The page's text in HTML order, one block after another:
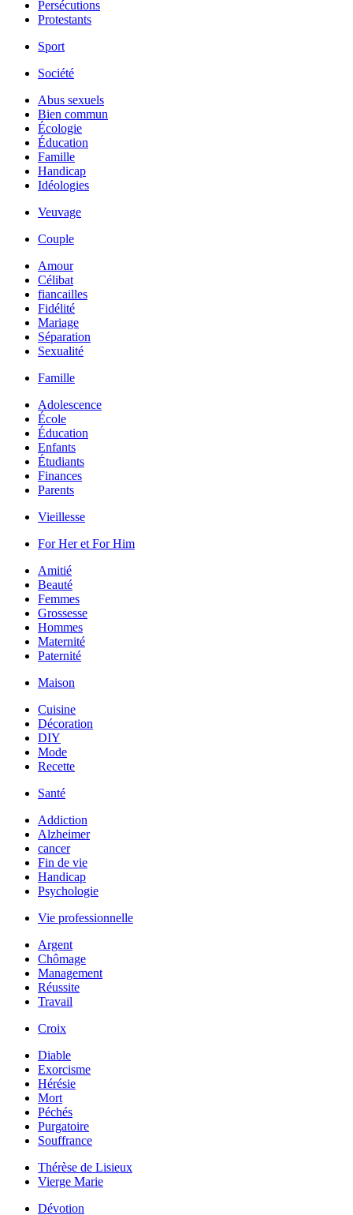
Persécutions
Protestants
Sport
Société
Abus sexuels
Bien commun
Écologie
Éducation
Famille
Handicap
Idéologies
Veuvage
Couple
Amour
Célibat
fiancailles
Fidélité
Mariage
Séparation
Sexualité
Famille
Adolescence
École
Éducation
Enfants
Étudiants
Finances
Parents
Vieillesse
For Her et For Him
Amitié
Beauté
Femmes
Grossesse
Hommes
Maternité
Paternité
Maison
Cuisine
Décoration
DIY
Mode
Recette
Santé
Addiction
Alzheimer
cancer
Fin de vie
Handicap
Psychologie
Vie professionnelle
Argent
Chômage
Management
Réussite
Travail
Croix
Diable
Exorcisme
Hérésie
Mort
Péchés
Purgatoire
Souffrance
Thérèse de Lisieux
Vierge Marie
Dévotion